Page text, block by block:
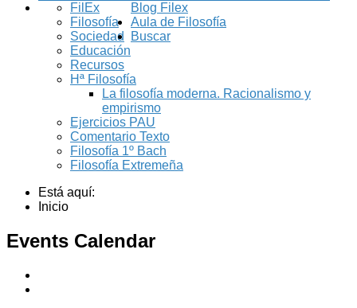
Blog Filex
FilEx
Filosofía
Sociedad
Educación
Recursos
Aula de Filosofía
Hª Filosofía
La filosofía moderna. Racionalismo y
empirismo
Ejercicios PAU
Comentario Texto
Filosofía 1º Bach
Filosofía Extremeña
Buscar
Está aquí:
Inicio
Events Calendar